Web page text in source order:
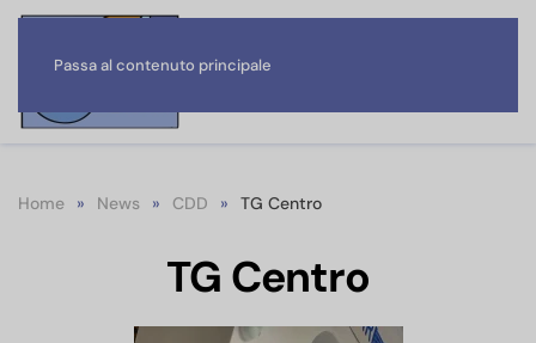
Passa al contenuto principale
Home News CDD TG Centro
TG Centro